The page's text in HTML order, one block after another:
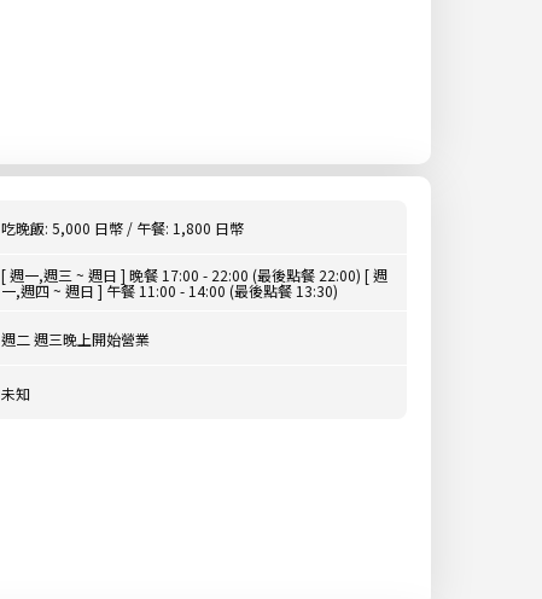
吃晚飯: 5,000 日幣 / 午餐: 1,800 日幣
[ 週一,週三 ~ 週日 ] 晚餐 17:00 - 22:00 (最後點餐 22:00) [ 週
一,週四 ~ 週日 ] 午餐 11:00 - 14:00 (最後點餐 13:30)
週二 週三晚上開始營業
未知